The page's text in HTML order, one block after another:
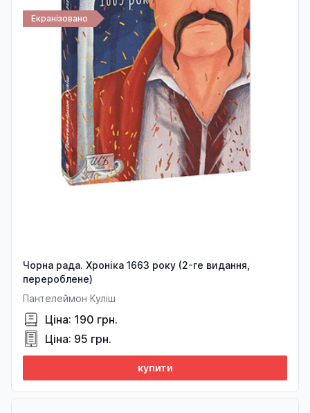
Екранізовано
Чорна рада. Хроніка 1663 року (2-ге видання,
перероблене)
Пантелеймон Куліш
Ціна: 190 грн.
Ціна: 95 грн.
купити